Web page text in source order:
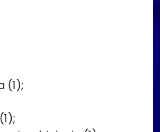
(1);